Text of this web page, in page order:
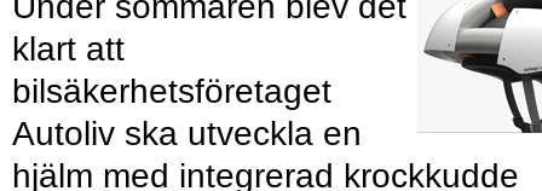
klart att
bilsäkerhetsföretaget
Autoliv ska utveckla en
hjälm med integrerad krockkudde